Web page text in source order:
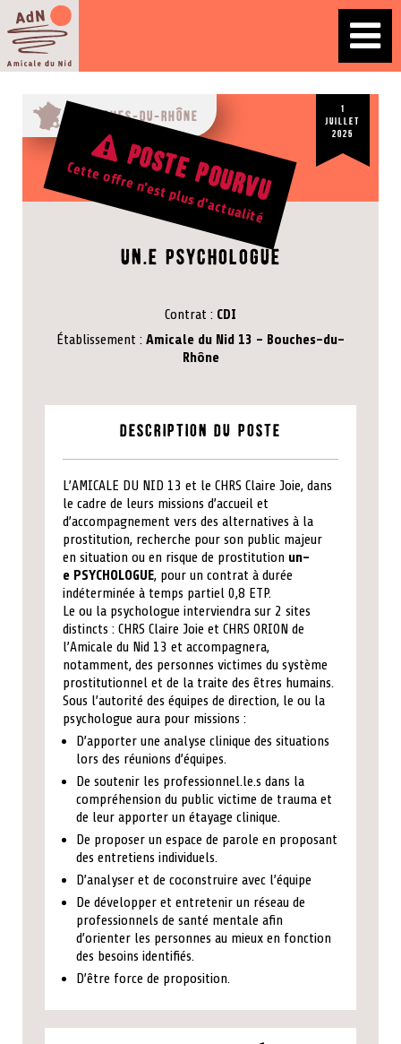
Offre d'emploi
UN.E PSYCHOLOGUE
Poste pourvu
Cette offre n'est plus d'actualité
1
juillet
2025
Bouches-du-Rhône
Contrat
CDI
Établissement
Amicale du Nid 13 - Bouches-du-
Rhône
Description du poste
L’AMICALE DU NID 13 et le CHRS Claire Joie, dans
le cadre de leurs missions d’accueil et
d’accompagnement vers des alternatives à la
prostitution, recherche pour son public majeur
en situation ou en risque de prostitution un-
e PSYCHOLOGUE, pour un contrat à durée
indéterminée à temps partiel 0,8 ETP.
Le ou la psychologue interviendra sur 2 sites
distincts : CHRS Claire Joie et CHRS ORION de
l’Amicale du Nid 13 et accompagnera,
notamment, des personnes victimes du système
prostitutionnel et de la traite des êtres humains.
Sous l’autorité des équipes de direction, le ou la
psychologue aura pour missions :
D’apporter une analyse clinique des situations
lors des réunions d’équipes.
De soutenir les professionnel.le.s dans la
compréhension du public victime de trauma et
de leur apporter un étayage clinique.
De proposer un espace de parole en proposant
des entretiens individuels.
D’analyser et de coconstruire avec l’équipe
De développer et entretenir un réseau de
professionnels de santé mentale afin
d’orienter les personnes au mieux en fonction
des besoins identifiés.
D’être force de proposition.